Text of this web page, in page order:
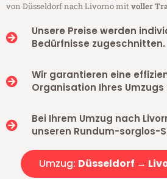
von Düsseldorf nach Livorno mitvoller
Unsere Preise werden
Bedürfnisse zugeschnitten.
Wir garantieren eine
Organisation Ihres Umzugs
Bei Ihrem Umzug nach
unseren Rundum-sorglos-
Umzug: Düsseldorf →